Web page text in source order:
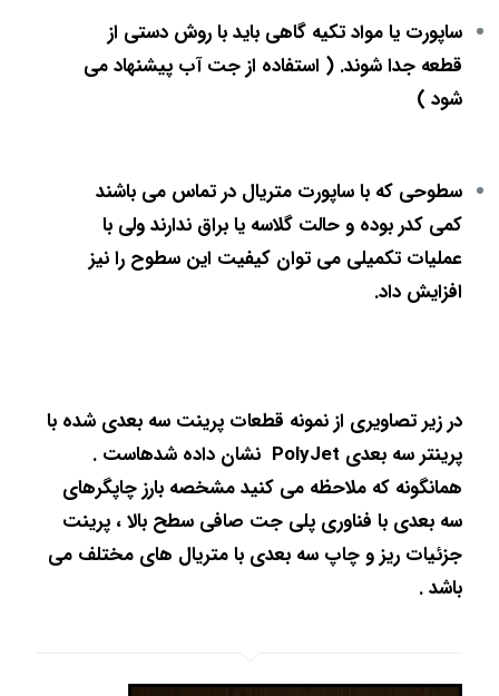
ساپورت یا مواد تکیه گاهی باید با روش دستی از
قطعه جدا شوند. ( استفاده از جت آب پیشنهاد می
شود )
سطوحی که با ساپورت متریال در تماس می باشند
کمی کدر بوده و حالت گلاسه یا براق ندارند ولی با
عملیات تکمیلی می توان کیفیت این سطوح را نیز
افزایش داد.
در زیر تصاویری از نمونه قطعات پرینت سه بعدی شده با
پرینتر سه بعدی PolyJet نشان داده شدهاست .
همانگونه که ملاحظه می کنید مشخصه بارز چاپگرهای
سه بعدی با فناوری پلی جت صافی سطح بالا ، پرینت
جزئیات ریز و چاپ سه بعدی با متریال های مختلف می
باشد .